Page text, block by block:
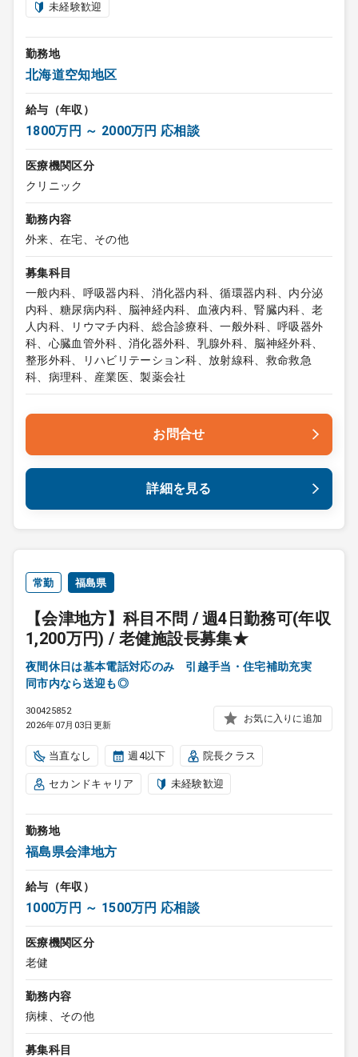
未経験歓迎
勤務地
北海道空知地区
給与（年収）
1800万円 ～ 2000万円 応相談
医療機関区分
クリニック
勤務内容
外来、在宅、その他
募集科目
一般内科、呼吸器内科、消化器内科、循環器内科、内分泌
内科、糖尿病内科、脳神経内科、血液内科、腎臓内科、老
人内科、リウマチ内科、総合診療科、一般外科、呼吸器外
科、心臓血管外科、消化器外科、乳腺外科、脳神経外科、
整形外科、リハビリテーション科、放射線科、救命救急
科、病理科、産業医、製薬会社
お問合せ
詳細を見る
常勤 福島県
【会津地方】科目不問 / 週4日勤務可(年収
1,200万円) / 老健施設長募集★
夜間休日は基本電話対応のみ 引越手当・住宅補助充実
同市内なら送迎も◎
300425852
2026年07月03日更新
お気に入りに追加
当直なし 週4以下 院長クラス
セカンドキャリア 未経験歓迎
勤務地
福島県会津地方
給与（年収）
1000万円 ～ 1500万円 応相談
医療機関区分
老健
勤務内容
病棟、その他
募集科目